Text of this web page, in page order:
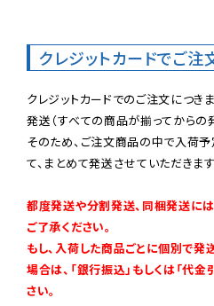
クレジットカードでご
クレジットカードでのご注文につき
発送（すべての商品が揃ってからの
そのため、ご注文商品の中で入荷
て、まとめて発送させていただきます
都度発送や分割発送、同梱発送に
ご了承ください。
もし、入荷した商品ごとに個別で発
場合は、「銀行振込」もしくは「代
さい。